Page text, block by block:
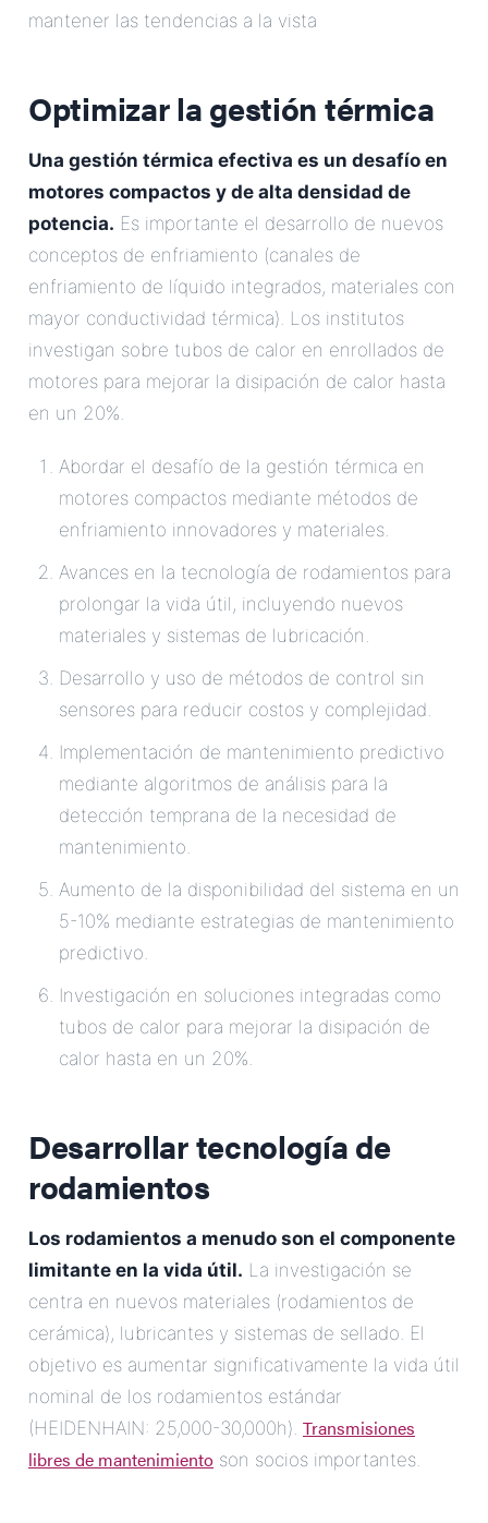
mantener las tendencias a la vista
Optimizar la gestión térmica
Una gestión térmica efectiva es un desafío en
motores compactos y de alta densidad de
potencia. Es importante el desarrollo de nuevos
conceptos de enfriamiento (canales de
enfriamiento de líquido integrados, materiales con
mayor conductividad térmica). Los institutos
investigan sobre tubos de calor en enrollados de
motores para mejorar la disipación de calor hasta
en un 20%.
Abordar el desafío de la gestión térmica en
motores compactos mediante métodos de
enfriamiento innovadores y materiales.
Avances en la tecnología de rodamientos para
prolongar la vida útil, incluyendo nuevos
materiales y sistemas de lubricación.
Desarrollo y uso de métodos de control sin
sensores para reducir costos y complejidad.
Implementación de mantenimiento predictivo
mediante algoritmos de análisis para la
detección temprana de la necesidad de
mantenimiento.
Aumento de la disponibilidad del sistema en un
5-10% mediante estrategias de mantenimiento
predictivo.
Investigación en soluciones integradas como
tubos de calor para mejorar la disipación de
calor hasta en un 20%.
Desarrollar tecnología de
rodamientos
Los rodamientos a menudo son el componente
limitante en la vida útil. La investigación se
centra en nuevos materiales (rodamientos de
cerámica), lubricantes y sistemas de sellado. El
objetivo es aumentar significativamente la vida útil
nominal de los rodamientos estándar
(HEIDENHAIN: 25,000-30,000h). Transmisiones
libres de mantenimiento son socios importantes.